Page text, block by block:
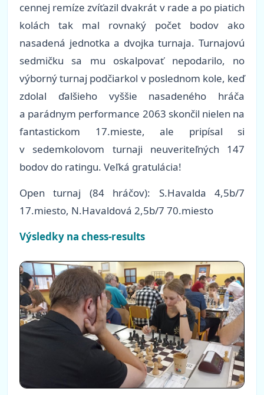
cennej remíze zvíťazil dvakrát v rade a po piatich
kolách tak mal rovnaký počet bodov ako
nasadená jednotka a dvojka turnaja. Turnajovú
sedmičku sa mu oskalpovať nepodarilo, no
výborný turnaj podčiarkol v poslednom kole, keď
zdolal ďalšieho vyššie nasadeného hráča
a parádnym performance 2063 skončil nielen na
fantastickom 17.mieste, ale pripísal si
v sedemkolovom turnaji neuveriteľných 147
bodov do ratingu. Veľká gratulácia!
Open turnaj (84 hráčov): S.Havalda 4,5b/7
17.miesto, N.Havaldová 2,5b/7 70.miesto
Výsledky na chess-results